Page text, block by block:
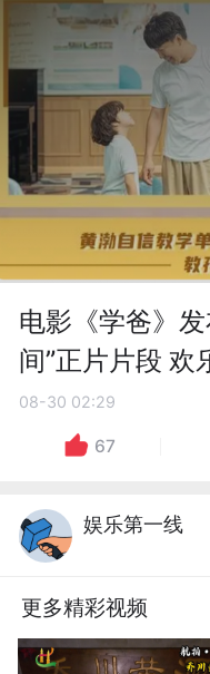
电影《学爸》
间”正片片段 欢
子日常
08-30 02:29
67
娱乐第一线
更多精彩视频